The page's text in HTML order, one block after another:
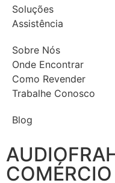
Soluções
Assistência
Sobre Nós
Onde Encontrar
Como Revender
Trabalhe Conosco
Blog